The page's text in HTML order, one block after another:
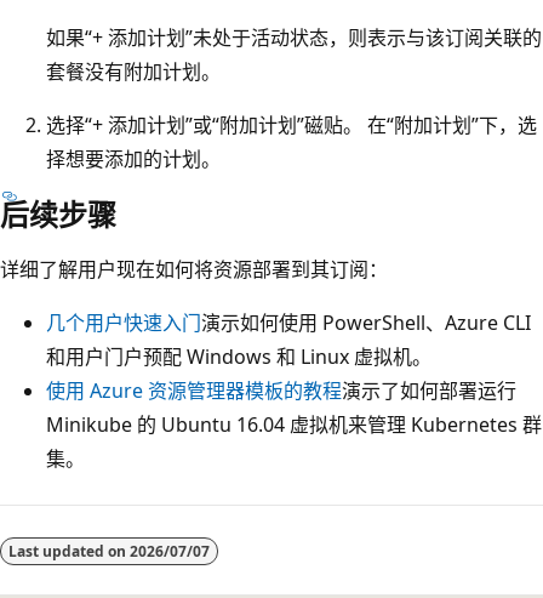
如果“+ 添加计划”未处于活动状态，则表示与该订阅关联的
套餐没有附加计划。
选择“+ 添加计划”或“附加计划”磁贴。
在“附加计划”下，选
择想要添加的计划。
后续步骤
详细了解用户现在如何将资源部署到其订阅：
几个用户快速入门演示如何使用 PowerShell、Azure CLI
和用户门户预配 Windows 和 Linux 虚拟机。
使用 Azure 资源管理器模板的教程演示了如何部署运行
Minikube 的 Ubuntu 16.04 虚拟机来管理 Kubernetes 群
集。
Last updated on 2026/07/07